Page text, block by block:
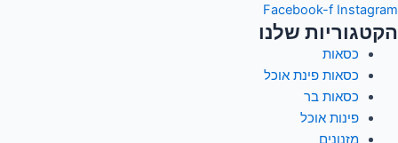
Facebook-f Instagram
הקטגוריות שלנו
כסאות
כסאות פינת אוכל
כסאות בר
פינות אוכל
מזנונים